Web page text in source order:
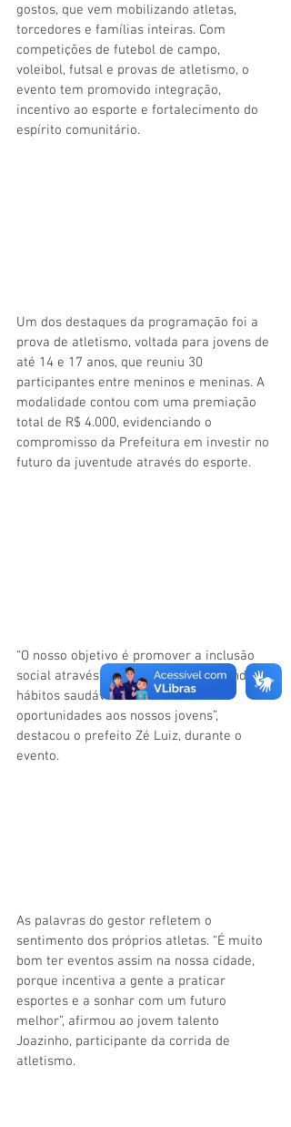
gostos, que vem mobilizando atletas,
torcedores e famílias inteiras. Com
competições de futebol de campo,
voleibol, futsal e provas de atletismo, o
evento tem promovido integração,
incentivo ao esporte e fortalecimento do
espírito comunitário.
Um dos destaques da programação foi a
prova de atletismo, voltada para jovens de
até 14 e 17 anos, que reuniu 30
participantes entre meninos e meninas. A
modalidade contou com uma premiação
total de R$ 4.000, evidenciando o
compromisso da Prefeitura em investir no
futuro da juventude através do esporte.
“O nosso objetivo é promover a inclusão
social através do desporto, estimulando
hábitos saudáveis e oferecendo
oportunidades aos nossos jovens”,
destacou o prefeito Zé Luiz, durante o
evento.
As palavras do gestor refletem o
sentimento dos próprios atletas. “É muito
bom ter eventos assim na nossa cidade,
porque incentiva a gente a praticar
esportes e a sonhar com um futuro
melhor”, afirmou ao jovem talento
Joazinho, participante da corrida de
atletismo.